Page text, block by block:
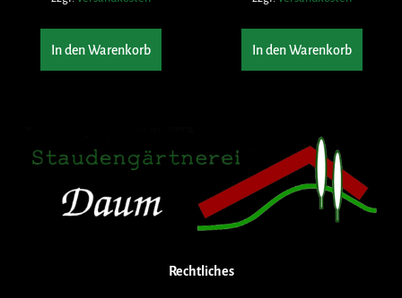
In den Warenkorb In den Warenkorb
Rechtliches